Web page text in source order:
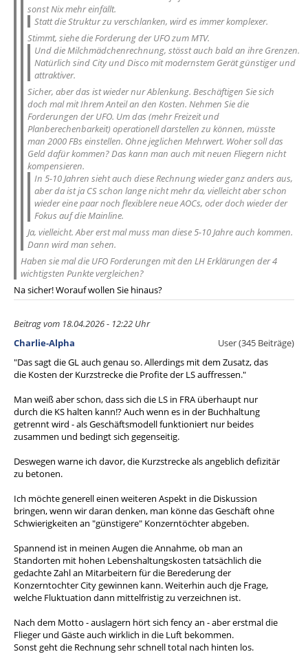
sonst Nix mehr einfällt.
Statt die Struktur zu verschlanken, wird es immer komplexer.
Stimmt, siehe die Forderung der UFO zum MTV.
Und die Milchmädchenrechnung, stösst auch bald an ihre Grenzen.
Natürlich sind City und Disco mit modernstem Gerät günstiger und
attraktiver.
Sicher, aber das ist wieder nur Ablenkung. Beschäftigen Sie sich
doch mal mit Ihrem Anteil an den Kosten. Nehmen Sie die
Forderungen der UFO. Um das (mehr Freizeit und
Planberechenbarkeit) operationell darstellen zu können, müsste
man 2000 FBs einstellen. Ohne jeglichen Mehrwert. Woher soll das
Geld dafür kommen? Das kann man auch mit neuen Fliegern nicht
kompensieren.
In 5-10 Jahren sieht auch diese Rechnung wieder ganz anders aus,
aber da ist ja CS schon lange nicht mehr da, vielleicht aber schon
wieder eine paar noch flexiblere neue AOCs, oder doch wieder der
Fokus auf die Mainline.
Ja, vielleicht. Aber erst mal muss man diese 5-10 Jahre auch kommen.
Dann wird man sehen.
Haben sie mal die UFO Forderungen mit den LH Erklärungen der 4
wichtigsten Punkte vergleichen?
Na sicher! Worauf wollen Sie hinaus?
Beitrag vom 18.04.2026 - 12:22 Uhr
Charlie-Alpha
User (345 Beiträge)
"Das sagt die GL auch genau so. Allerdings mit dem Zusatz, das
die Kosten der Kurzstrecke die Profite der LS auffressen."
Man weiß aber schon, dass sich die LS in FRA überhaupt nur
durch die KS halten kann!? Auch wenn es in der Buchhaltung
getrennt wird - als Geschäftsmodell funktioniert nur beides
zusammen und bedingt sich gegenseitig.
Deswegen warne ich davor, die Kurzstrecke als angeblich defizitär
zu betonen.
Ich möchte generell einen weiteren Aspekt in die Diskussion
bringen, wenn wir daran denken, man könne das Geschäft ohne
Schwierigkeiten an "günstigere" Konzerntöchter abgeben.
Spannend ist in meinen Augen die Annahme, ob man an
Standorten mit hohen Lebenshaltungskosten tatsächlich die
gedachte Zahl an Mitarbeitern für die Berederung der
Konzerntochter City gewinnen kann. Weiterhin auch dje Frage,
welche Fluktuation dann mittelfristig zu verzeichnen ist.
Nach dem Motto - auslagern hört sich fency an - aber erstmal die
Flieger und Gäste auch wirklich in die Luft bekommen.
Sonst geht die Rechnung sehr schnell total nach hinten los.